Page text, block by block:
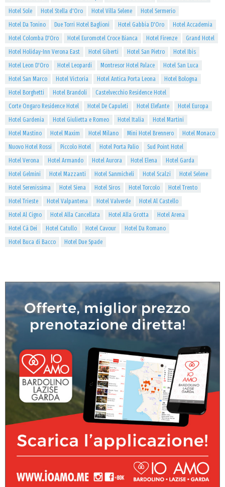
Hotel Sole
Hotel Stella d'Oro Hotel Villa Selene
Hotel Sermerio
Hotel Da Tonino
Due Torri Hotel Baglioni Hotel Gabbia D'Oro
Hotel Accademia
Hotel Colomba D'Oro
Hotel Euromotel Croce Bianca Hotel Firenze
Grand Hotel
Hotel Holiday-Inn Verona East
Hotel Giberti Hotel San Pietro
Hotel Ibis
Hotel Leon D'Oro
Hotel Leopardi Montresor Hotel Palace
Hotel San Luca
Hotel San Marco
Hotel Victoria Hotel Antica Porta Leona
Hotel Bologna
Hotel Borghetti
Hotel Brandoli
Castelvecchio Residence Hotel
Corte Ongaro Residence Hotel
Hotel De Capuleti Hotel Elefante
Hotel Europa
Hotel Gardenia
Hotel Giulietta e Romeo Hotel Italia
Hotel Martini
Hotel Mastino
Hotel Maxim Hotel Milano Mini Hotel Brennero
Hotel Monaco
Nuovo Hotel Rossi
Piccolo Hotel Hotel Porta Palio
Sud Point Hotel
Hotel Verona
Hotel Armando Hotel Aurora Hotel Elena
Hotel Garda
Hotel Gelmini
Hotel Mazzanti Hotel Sanmicheli Hotel Scalzi
Hotel Selene
Hotel Serenissima
Hotel Siena Hotel Siros Hotel Torcolo
Hotel Trento
Hotel Trieste
Hotel Valpantena Hotel Valverde
Hotel Al Castello
Hotel Al Cigno
Hotel Alla Cancellata Hotel Alla Grotta
Hotel Arena
Hotel Cà Dei
Hotel Catullo Hotel Cavour
Hotel Da Romano
Hotel Buca di Bacco
Hotel Due Spade